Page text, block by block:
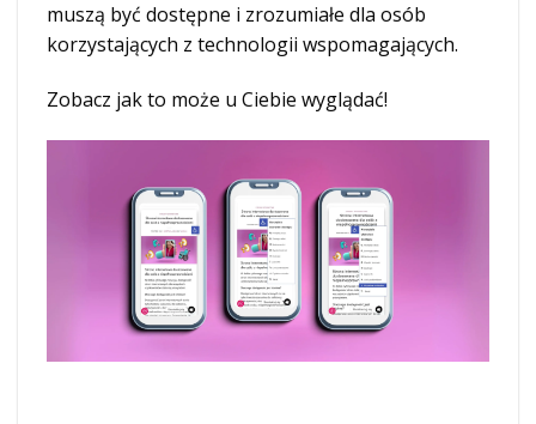
muszą być dostępne i zrozumiałe dla osób
korzystających z technologii wspomagających.
Zobacz jak to może u Ciebie wyglądać!